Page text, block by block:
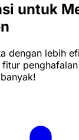
untuk
dengan lebih